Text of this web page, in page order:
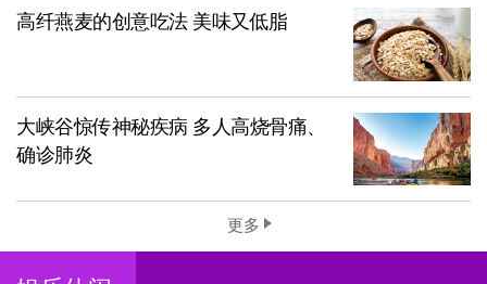
高纤燕麦的创意吃法 美味又低脂
大峡谷惊传神秘疾病 多人高烧骨痛、
确诊肺炎
更多